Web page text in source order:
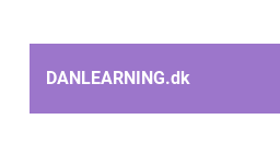
DANLEARNING.dk